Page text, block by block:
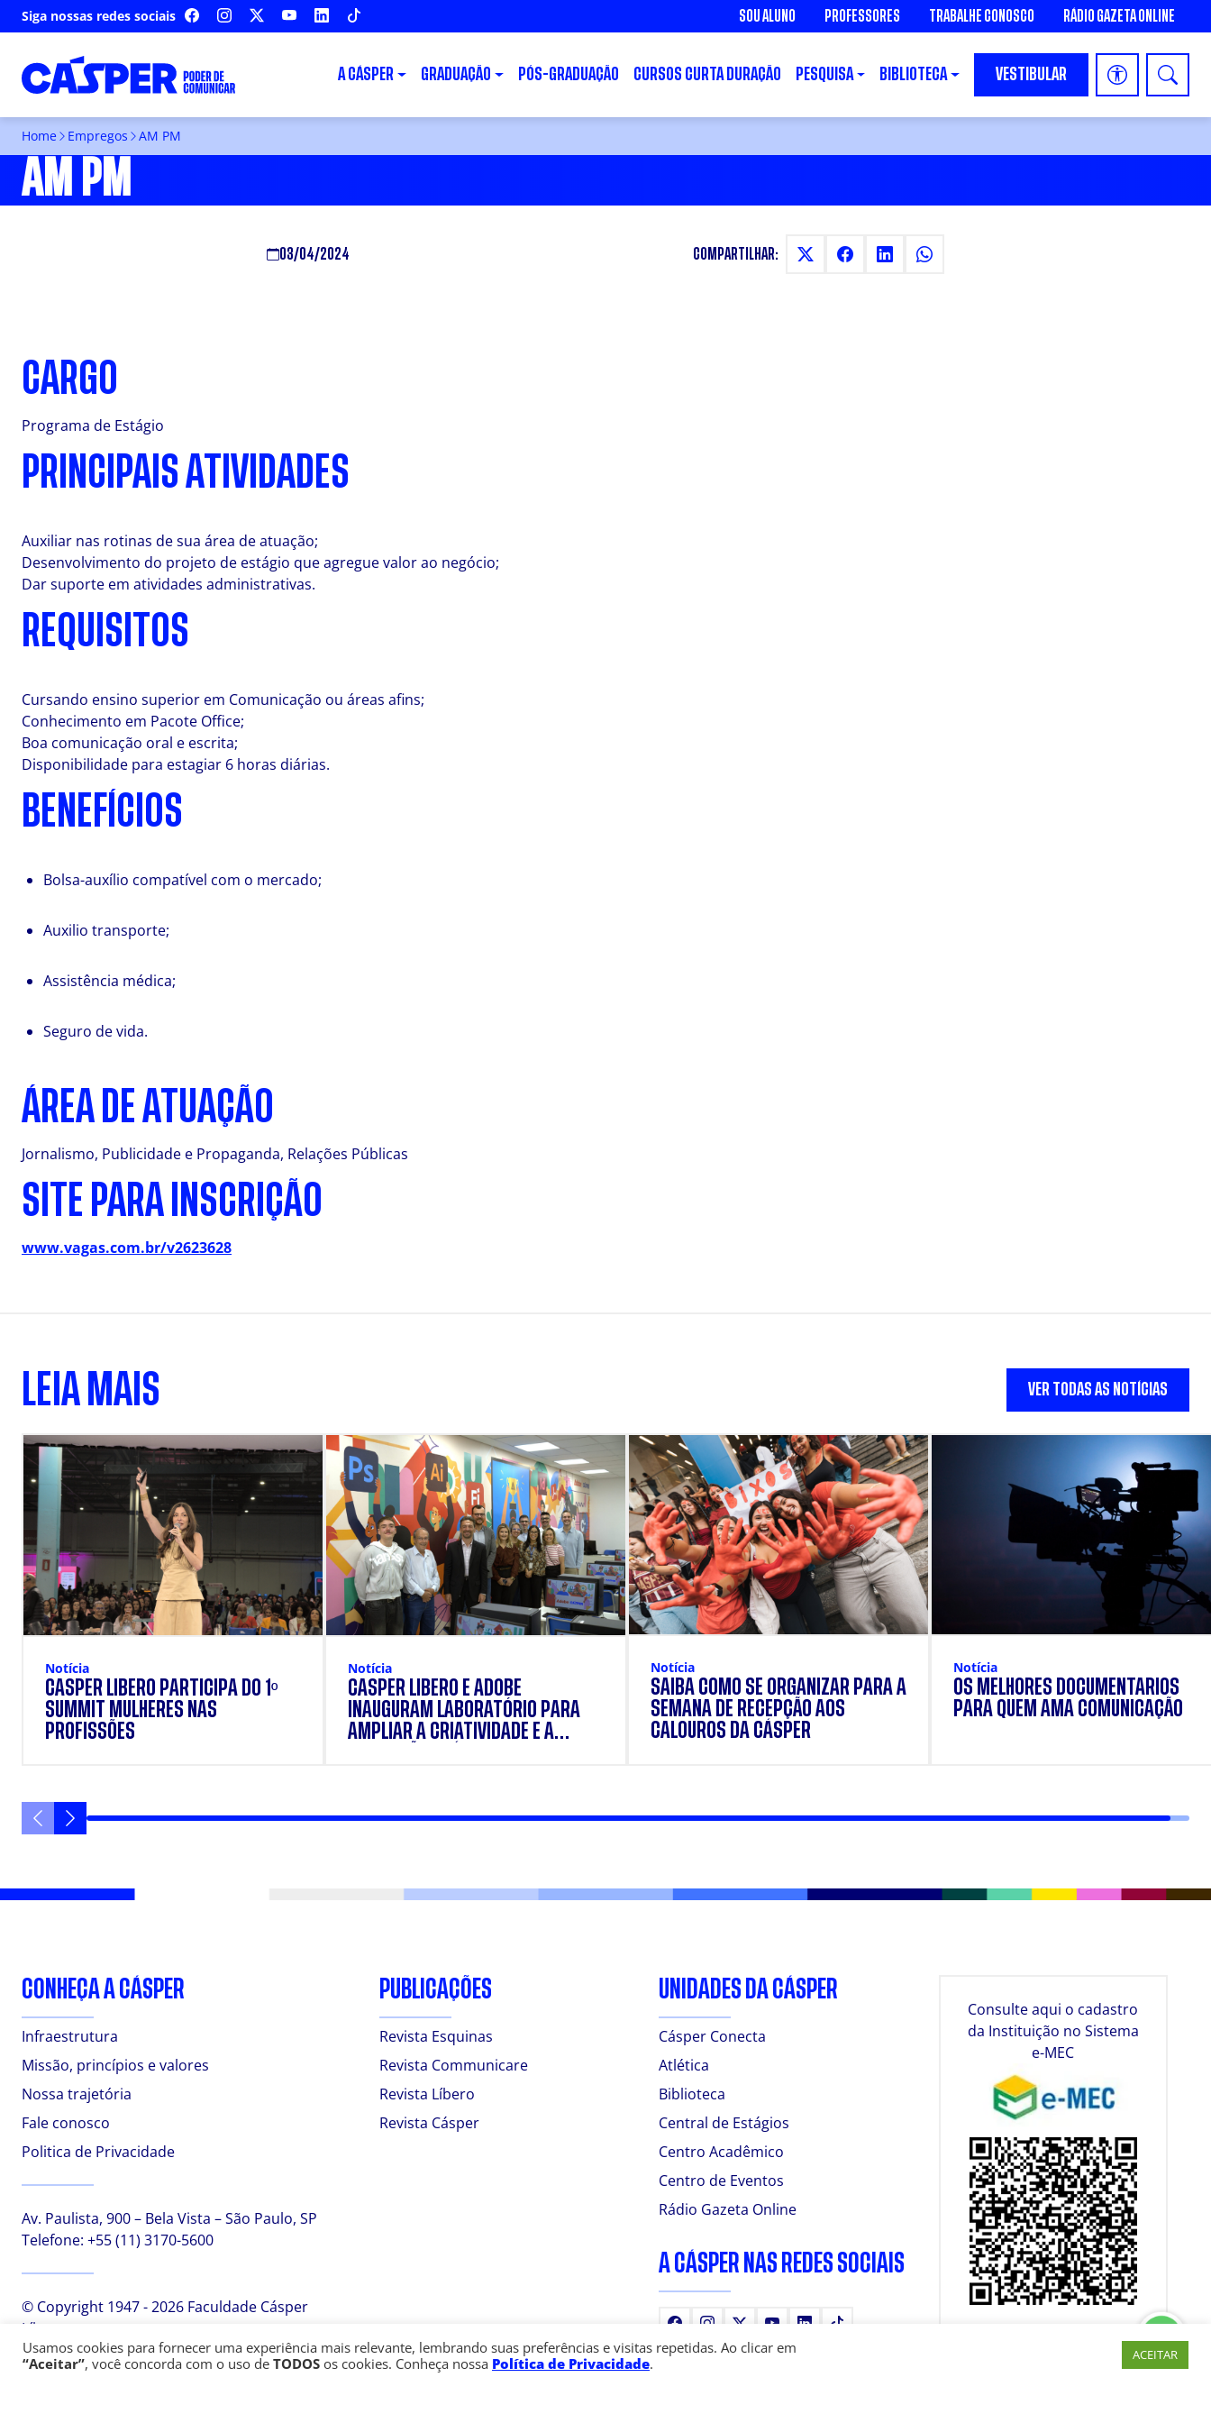
Siga nossas redes sociais FACEBOOKINSTAGRAM YOUTUBELINKEDIN SOU ALUNO PROFESSORES TRABALHE CONOSCO RÁDIO GAZETA ONLINE
A CÁSPER GRADUAÇÃO PÓS-GRADUAÇÃO CURSOS CURTA DURAÇÃO PESQUISA BIBLIOTECA VESTIBULAR
Home Empregos AM PM
AM PM
03/04/2024 COMPARTILHAR:
CARGO
Programa de Estágio
PRINCIPAIS ATIVIDADES
Auxiliar nas rotinas de sua área de atuação;
Desenvolvimento do projeto de estágio que agregue valor ao negócio;
Dar suporte em atividades administrativas.
REQUISITOS
Cursando ensino superior em Comunicação ou áreas afins;
Conhecimento em Pacote Office;
Boa comunicação oral e escrita;
Disponibilidade para estagiar 6 horas diárias.
BENEFÍCIOS
Bolsa-auxílio compatível com o mercado;
Auxilio transporte;
Assistência médica;
Seguro de vida.
ÁREA DE ATUAÇÃO
Jornalismo, Publicidade e Propaganda, Relações Públicas
SITE PARA INSCRIÇÃO
www.vagas.com.br/v2623628
LEIA MAIS VER TODAS AS NOTÍCIAS
Notícia
CÁSPER LÍBERO PARTICIPA DO 1º
SUMMIT MULHERES NAS
PROFISSÕES
Notícia
CÁSPER LÍBERO E ADOBE
INAUGURAM LABORATÓRIO PARA
AMPLIAR A CRIATIVIDADE E A
Notícia
SAIBA COMO SE ORGANIZAR PARA A
SEMANA DE RECEPÇÃO AOS
CALOUROS DA CÁSPER
Notícia
OS MELHORES DOCUMENTÁRIOS
PARA QUEM AMA COMUNICAÇÃO
CONHEÇA A CÁSPER
Infraestrutura
Missão, princípios e valores
Nossa trajetória
Fale conosco
Politica de Privacidade
Av. Paulista, 900 – Bela Vista – São Paulo, SP
Telefone: +55 (11) 3170-5600
© Copyright 1947 - 2026 Faculdade Cásper
Líbero
PUBLICAÇÕES
Revista Esquinas
Revista Communicare
Revista Líbero
Revista Cásper
UNIDADES DA CÁSPER
Cásper Conecta
Atlética
Biblioteca
Central de Estágios
Centro Acadêmico
Centro de Eventos
Rádio Gazeta Online
A CÁSPER NAS REDES SOCIAIS
FacebookInstagram
X YoutubeLinkedInTikTok
Consulte aqui o cadastro
da Instituição no Sistema
e-MEC
Usamos cookies para fornecer uma experiência mais relevante, lembrando suas preferências e visitas repetidas. Ao clicar em
“Aceitar”, você concorda com o uso de TODOS os cookies. Conheça nossa Política de Privacidade. ACEITAR